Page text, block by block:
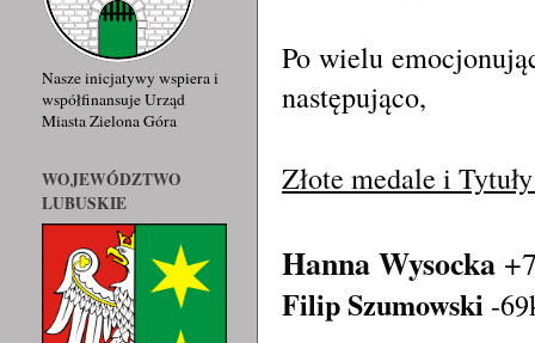
Po wielu
następująco,
Złote medale i
Hanna Wysocka
Filip Szumowski -
Nasze inicjatywy wspiera i
współfinansuje Urząd
Miasta Zielona Góra
WOJEWÓDZTWO
LUBUSKIE